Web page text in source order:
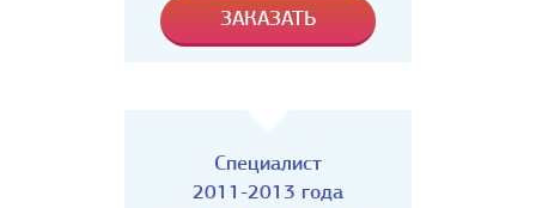
Специалист
2011-2013 года